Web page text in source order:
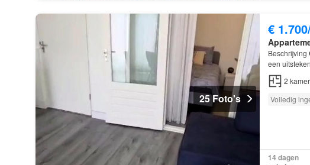
25 Foto's
€
Beschrijving
een
complete
2
Volledig
14 dagen